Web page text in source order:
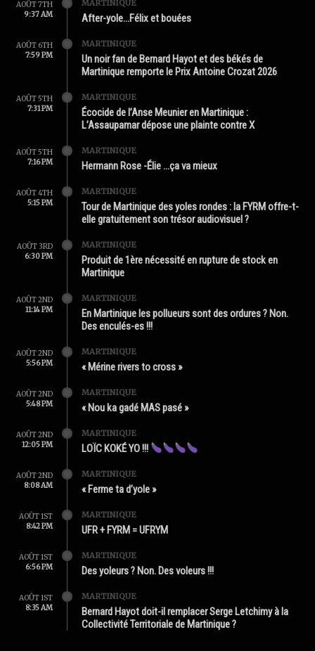
AOÛT 7TH
9:37 AM
MARTINIQUE
After-yole…Félix et bouées
AOÛT 6TH
7:59 PM
MARTINIQUE
Un noir fan de Bernard Hayot et des békés de
Martinique remporte le Prix Antoine Crozat 2026
AOÛT 5TH
7:31 PM
MARTINIQUE
Écocide de l’Anse Meunier en Martinique :
L’Assaupamar dépose une plainte contre X
AOÛT 5TH
7:16 PM
MARTINIQUE
Hermann Rose -Élie …ça va mieux
AOÛT 4TH
5:15 PM
MARTINIQUE
Tour de Martinique des yoles rondes : la FYRM offre-t-
elle gratuitement son trésor audiovisuel ?
AOÛT 3RD
6:30 PM
MARTINIQUE
Produit de 1ère nécessité en rupture de stock en
Martinique
AOÛT 2ND
11:14 PM
MARTINIQUE
En Martinique les pollueurs sont des ordures ? Non.
Des enculés-es !!!
AOÛT 2ND
5:56 PM
MARTINIQUE
« Mérine rivers to cross »
AOÛT 2ND
5:48 PM
MARTINIQUE
« Nou ka gadé MAS pasé »
AOÛT 2ND
12:05 PM
MARTINIQUE
LOÏC KOKÉ YO !!!
AOÛT 2ND
8:08 AM
MARTINIQUE
« Ferme ta d’yole »
AOÛT 1ST
8:42 PM
MARTINIQUE
UFR + FYRM = UFRYM
AOÛT 1ST
6:56 PM
MARTINIQUE
Des yoleurs ? Non. Des voleurs !!!
AOÛT 1ST
8:35 AM
MARTINIQUE
Bernard Hayot doit-il remplacer Serge Letchimy à la
Collectivité Territoriale de Martinique ?